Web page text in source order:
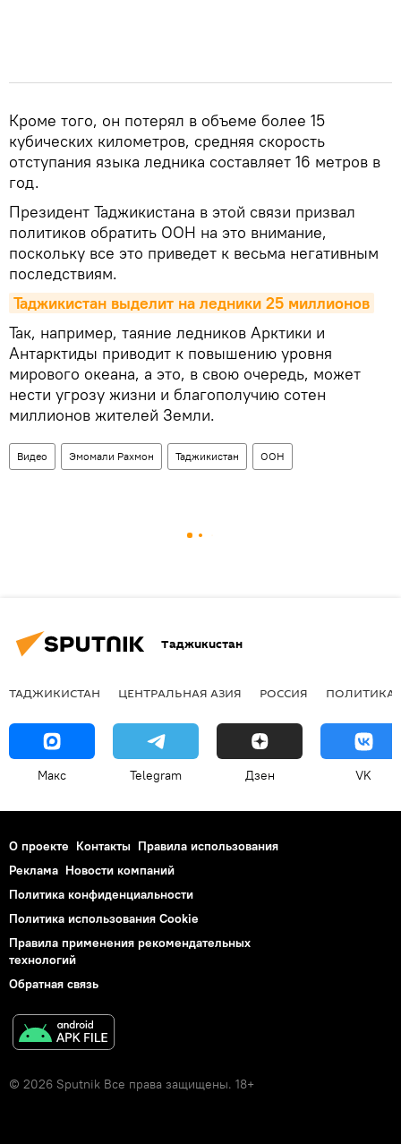
Кроме того, он потерял в объеме более 15
кубических километров, средняя скорость
отступания языка ледника составляет 16 метров в
год.
Президент Таджикистана в этой связи призвал
политиков обратить ООН на это внимание,
поскольку все это приведет к весьма негативным
последствиям.
Таджикистан выделит на ледники 25 миллионов
Так, например, таяние ледников Арктики и
Антарктиды приводит к повышению уровня
мирового океана, а это, в свою очередь, может
нести угрозу жизни и благополучию сотен
миллионов жителей Земли.
Видео Эмомали Рахмон Таджикистан ООН
Таджикистан
ТАДЖИКИСТАН ЦЕНТРАЛЬНАЯ АЗИЯ РОССИЯ ПОЛИТИКА
Макс Telegram Дзен VK
О проекте Контакты Правила использования
Реклама Новости компаний
Политика конфиденциальности
Политика использования Cookie
Правила применения рекомендательных
технологий
Обратная связь
© 2026 Sputnik Все права защищены. 18+